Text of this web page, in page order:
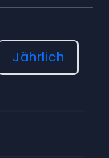
Jährlich